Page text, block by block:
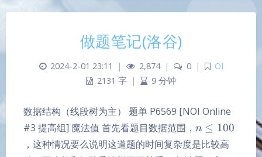
做题笔记(洛谷)
2024-2-01 23:11 | 2,874 | 0 |
OI
2131 字 | 9 分钟
数据结构（线段树为主） 题单 P6569 [NOI Online
#3 提高组] 魔法值 首先看题目数据范围， n
\leq
100
n ≤ 100
，这种情况要么说明这道题的时间复杂度是比较高